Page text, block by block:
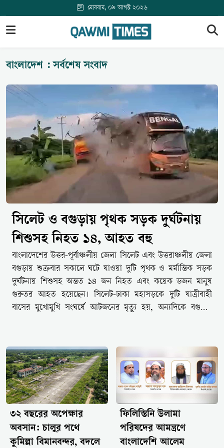
রোববার, ০৯ আগস্ট ২০২৬
বাংলাদেশ : সর্বশেষ সংবাদ
সিলেট ও বগুড়ায় পৃথক সড়ক দুর্ঘটনায়
শিশুসহ নিহত ১৪, আহত বহু
বাংলাদেশের উত্তর-পূর্বাঞ্চলীয় জেলা সিলেট এবং উত্তরাঞ্চলীয় জেলা
বগুড়ায় শুক্রবার সকালে ঘটে যাওয়া দুটি পৃথক ও মর্মান্তিক সড়ক
দুর্ঘটনায় শিশুসহ অন্তত ১৪ জন নিহত এবং কয়েক ডজন মানুষ
গুরুতর আহত হয়েছেন। সিলেট-ঢাকা মহাসড়কে দুটি যাত্রীবাহী
বাসের মুখোমুখি সংঘর্ষে আটজনের মৃত্যু হয়, অন্যদিকে বগুড়ায়
হাসপাতালগুলোতে ভর্তি করা হয়েছে, যাদের অনেকের অবস্থাই
আশঙ্কাজনক।শুক্রবার (৭ আগস্ট) সকালে দেশের সড়ক যোগাযোগ
ব্যবস্থায় নেমে এসেছে এক কালো ছায়া। পৃথক দুটি ভয়াবহ সড়ক
দুর্ঘটনায় প্রাণ হারিয়েছেন অন্তত ১৪ জন সাধারণ নাগরিক, যার মধ্যে
রয়েছে একটি তিন বছরের নিষ্পাপ শিশু এবং জীবিকার তাগিদে
ভোরে ঘর থেকে বের হওয়া দিনমজুররা।ওসমানীনগরে দুই বাসের
মুখোমুখি সংঘাত: প্রাণ হারালেন শিশুসহ ৮ জনপ্রথম দুর্ঘটনাটি ঘটে
সকাল আনুমানিক ৭:৩০ মিনিটে সিলেট জেলার ওসমানীনগর
৩২ বছরের অপেক্ষার
অবসান: চালুর পথে
কুমিল্লা বিমানবন্দর, বদলে
ফিলিস্তিনি উলামা
পরিষদের আমন্ত্রণে
বাংলাদেশি আলেম